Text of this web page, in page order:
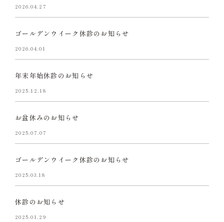
2026.04.27
ゴールデンウイーク休診のお知らせ
2026.04.01
年末年始休診のお知らせ
2025.12.18
お盆休みのお知らせ
2025.07.07
ゴールデンウイーク休診のお知らせ
2025.03.18
休診のお知らせ
2025.01.29